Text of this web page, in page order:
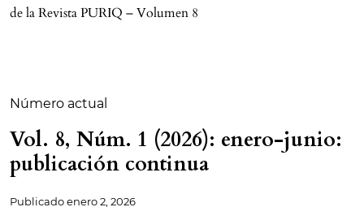
de la Revista PURIQ – Volumen 8
Número actual
Vol. 8, Núm. 1 (2026): enero-junio:
publicación continua
Publicadoenero 2, 2026